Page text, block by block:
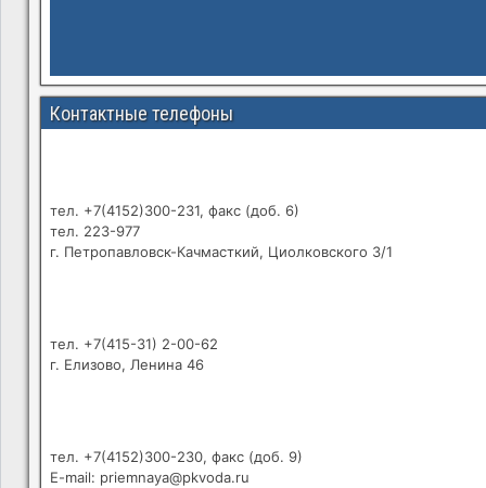
Контактные телефоны
тел. +7(4152)300-231, факс (доб. 6)
тел. 223-977
г. Петропавловск-Качмасткий, Циолковского 3/1
тел. +7(415-31) 2-00-62
г. Елизово, Ленина 46
тел. +7(4152)300-230, факс (доб. 9)
E-mail: priemnaya@pkvoda.ru